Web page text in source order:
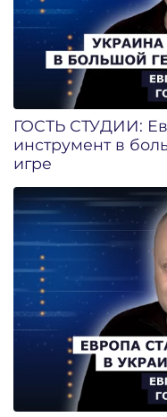
ГОСТЬ СТУДИИ:
инструмент в
игре